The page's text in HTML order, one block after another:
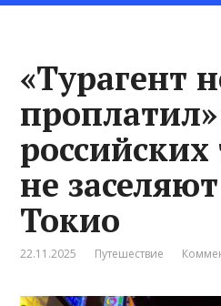
«Турагент
российских
не
Токио
22.11.2025 Путешествие